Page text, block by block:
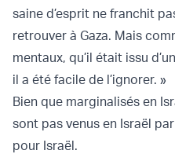
saine d’esprit ne franchit
retrouver à Gaza. Mais
mentaux, qu’il était issu
il a été facile de l’ignorer. »
Bien que marginalisés en
sont pas venus en Israël
pour Israël.